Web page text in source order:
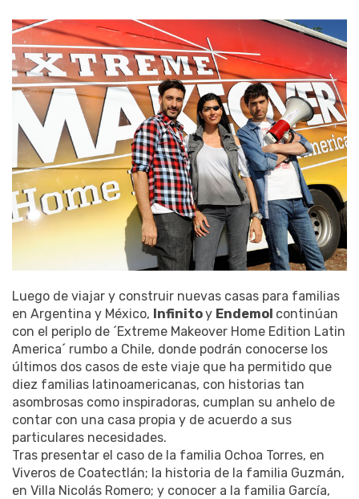
Luego de viajar y construir nuevas casas para familias
en Argentina y México, Infinitoy Endemol continúan
con el periplo de ´Extreme Makeover Home Edition Latin
America´ rumbo a Chile, donde podrán conocerse los
últimos dos casos de este viaje que ha permitido que
diez familias latinoamericanas, con historias tan
asombrosas como inspiradoras, cumplan su anhelo de
contar con una casa propia y de acuerdo a sus
particulares necesidades.
Tras presentar el caso de la familia Ochoa Torres, en
Viveros de Coatectlán; la historia de la familia Guzmán,
en Villa Nicolás Romero; y conocer a la familia García,